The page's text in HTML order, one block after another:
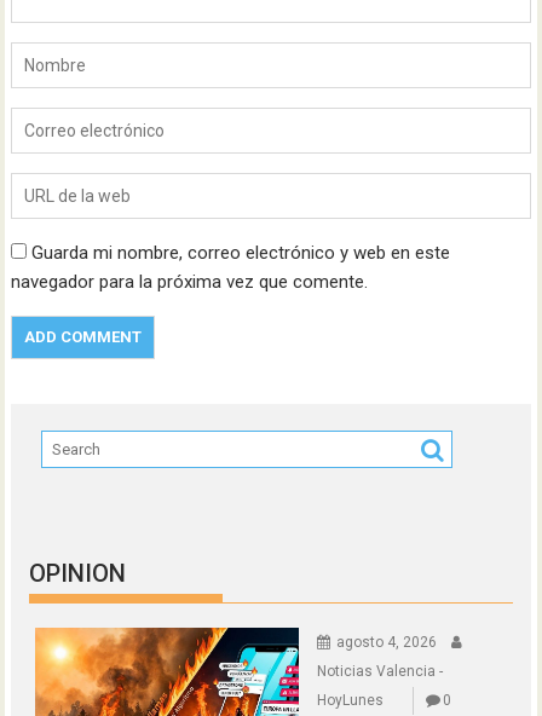
Guarda mi nombre, correo electrónico y web en este
navegador para la próxima vez que comente.
OPINION
agosto 4, 2026
Noticias Valencia -
HoyLunes
0